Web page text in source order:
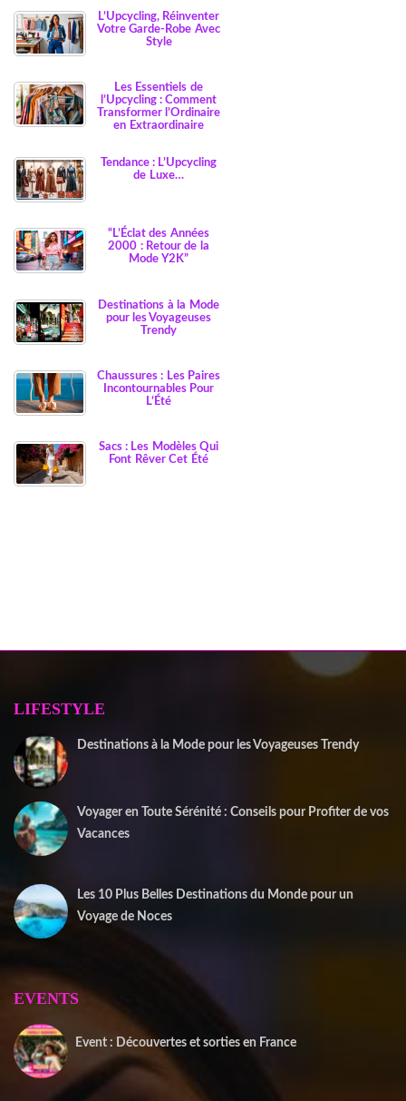
L’Upcycling, Réinventer
Votre Garde-Robe Avec
Style
Les Essentiels de
l’Upcycling : Comment
Transformer l’Ordinaire
en Extraordinaire
Tendance : L’Upcycling
de Luxe…
“L’Éclat des Années
2000 : Retour de la
Mode Y2K”
Destinations à la Mode
pour les Voyageuses
Trendy
Chaussures : Les Paires
Incontournables Pour
L’Été
Sacs : Les Modèles Qui
Font Rêver Cet Été
LIFESTYLE
Destinations à la Mode pour les Voyageuses Trendy
Voyager en Toute Sérénité : Conseils pour Profiter de vos
Vacances
Les 10 Plus Belles Destinations du Monde pour un
Voyage de Noces
EVENTS
Event : Découvertes et sorties en France